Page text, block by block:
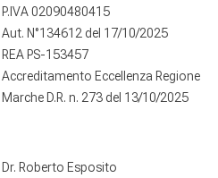
P.IVA 02090480415
Aut. N°134612 del 17/10/2025
REA PS-153457
Accreditamento Eccellenza Regione
Marche D.R. n. 273 del 13/10/2025
Dr. Roberto Esposito